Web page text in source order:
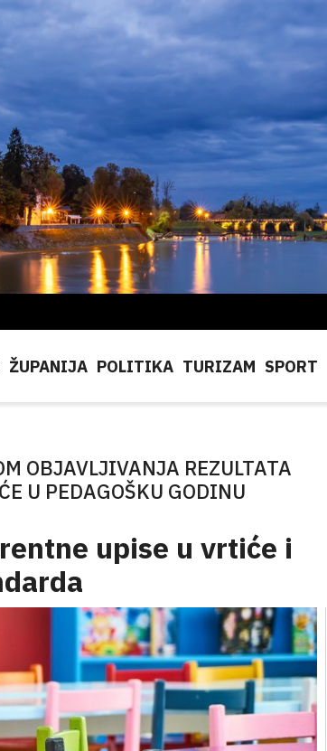
ŽUPANIJA POLITIKA TURIZAM SPORT
OBJAVLJIVANJA REZULTATA
U PEDAGOŠKU GODINU
upise u vrtiće i